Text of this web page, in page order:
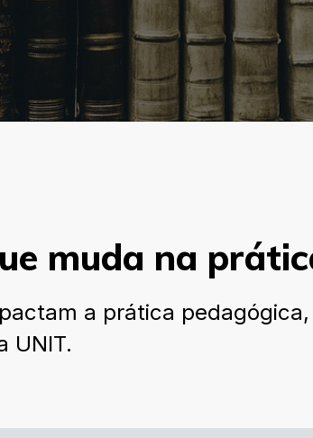
muda na
a prática
UNIT.